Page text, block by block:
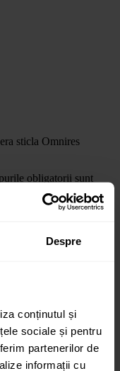
Despre
conținutul și
sociale și pentru
partenerilor de
informații cu
sticla Omnires
obligatorii sunt